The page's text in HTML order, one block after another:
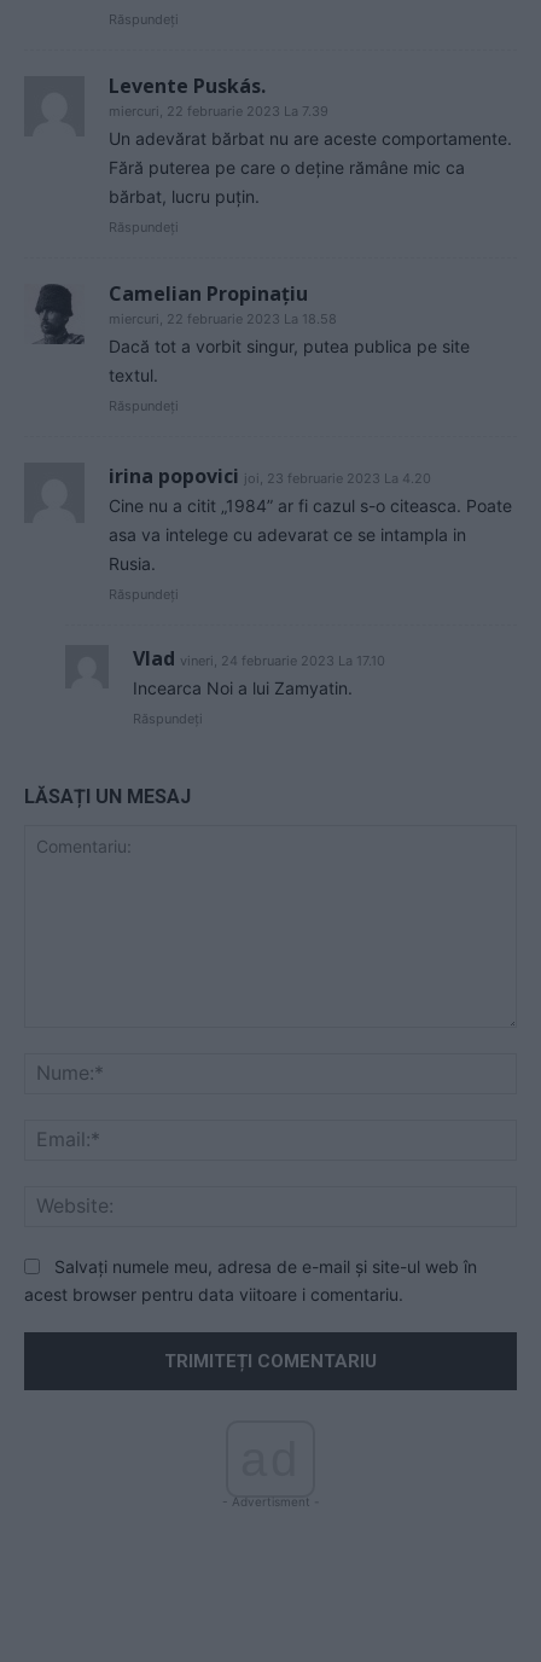
Răspundeți
Levente Puskás.
miercuri, 22 februarie 2023 La 7.39
Un adevărat bărbat nu are aceste comportamente.
Fără puterea pe care o deține rămâne mic ca
bărbat, lucru puțin.
Răspundeți
Camelian Propinațiu
miercuri, 22 februarie 2023 La 18.58
Dacă tot a vorbit singur, putea publica pe site
textul.
Răspundeți
irina popovici joi, 23 februarie 2023 La 4.20
Cine nu a citit „1984” ar fi cazul s-o citeasca. Poate
asa va intelege cu adevarat ce se intampla in
Rusia.
Răspundeți
Vlad vineri, 24 februarie 2023 La 17.10
Incearca Noi a lui Zamyatin.
Răspundeți
LĂSAȚI UN MESAJ
Salvați numele meu, adresa de e-mail și site-ul web în
acest browser pentru data viitoare i comentariu.
- Advertisment -